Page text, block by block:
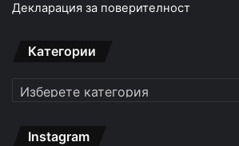
Декларация за поверителност
Категории
Категории
Instagram